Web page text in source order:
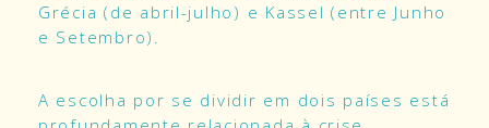
Grécia (de abril-julho) e Kassel (entre Junho
e Setembro).
A escolha por se dividir em dois países está